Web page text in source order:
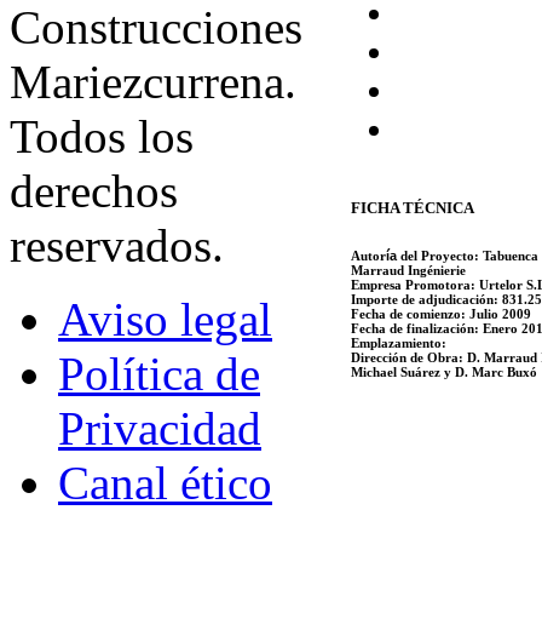
FICHA TÉCNICA
Autoría del Proyecto:
Marraud Ingénierie
Empresa Promotora: Urtelor
Importe de adjudicación:
Fecha de comienzo: Julio 2009
Fecha de finalización: Enero
Emplazamiento:
Dirección de Obra: D. Marraud
Michael Suárez y D. Marc Buxó
Construcciones
Mariezcurrena.
Todos los
derechos
reservados.
Aviso legal
Política de
Privacidad
Canal ético